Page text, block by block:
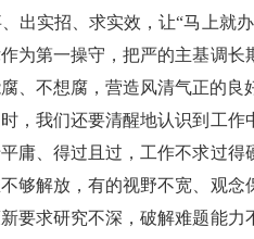
出实招、求实效，让“马上就
为第一操守，把严的主基调
、不想腐，营造风清气正的良
，我们还要清醒地认识到工
庸、得过且过，工作不求过
够解放，有的视野不宽、观
要求研究不深，破解难题能